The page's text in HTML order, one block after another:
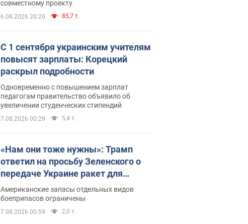
совместному проекту
6.08.2026 20:20 85,7 т.
С 1 сентября украинским учителям
повысят зарплаты: Корецкий
раскрыл подробности
Одновременно с повышением зарплат
педагогам правительство объявило об
увеличении студенческих стипендий
7.08.2026 00:29 5,4 т.
«Нам они тоже нужны»: Трамп
ответил на просьбу Зеленского о
передаче Украине ракет для
Patriot
Американские запасы отдельных видов
боеприпасов ограничены
7.08.2026 00:59 2,0 т.